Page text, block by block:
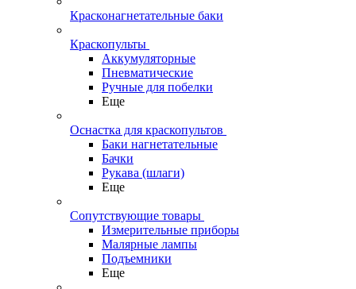
Красконагнетательные баки
Краскопульты
Аккумуляторные
Пневматические
Ручные для побелки
Еще
Оснастка для краскопультов
Баки нагнетательные
Бачки
Рукава (шлаги)
Еще
Сопутствующие товары
Измерительные приборы
Малярные лампы
Подъемники
Еще